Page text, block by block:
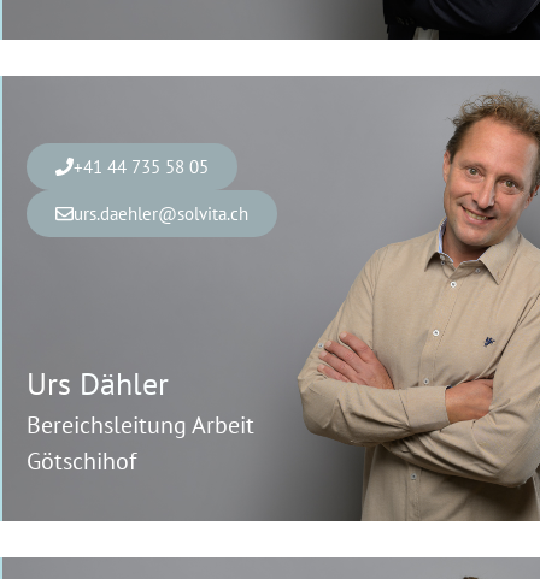
Urs Dähler
Bereichsleitung Arbeit
Götschihof
+41 44 735 58 05
urs.daehler@solvita.ch